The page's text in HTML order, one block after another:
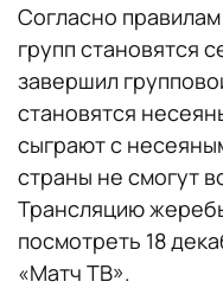
Согласно
групп становятся
завершил
становятся
сыграют с
страны не смогут
Трансляцию
посмотреть 18
«Матч ТВ».